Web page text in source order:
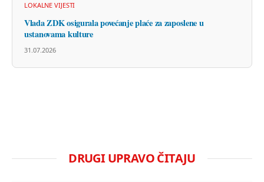
LOKALNE VIJESTI
Vlada ZDK osigurala povećanje plaće za zaposlene u
ustanovama kulture
31.07.2026
DRUGI UPRAVO ČITAJU